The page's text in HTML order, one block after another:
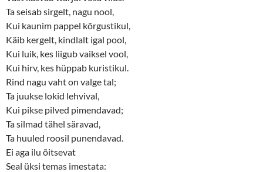
Ta seisab sirgelt, nagu nool,
Kui kaunim pappel kõrgustikul,
Käib kergelt, kindlalt igal pool,
Kui luik, kes liigub vaiksel vool,
Kui hirv, kes hüppab kuristikul.
Rind nagu vaht on valge tal;
Ta juukse lokid lehvival,
Kui pikse pilved pimendavad;
Ta silmad tähel säravad,
Ta huuled roosil punendavad.
Ei aga ilu õitsevat
Seal üksi temas imestata: